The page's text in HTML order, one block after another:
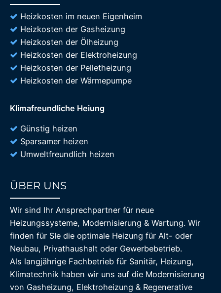
Heizkosten im neuen Eigenheim
Heizkosten der Gasheizung
Heizkosten der Ölheizung
Heizkosten der Elektroheizung
Heizkosten der Pelletheizung
Heizkosten der Wärmepumpe
Klimafreundliche Heiung
Günstig heizen
Sparsamer heizen
Umweltfreundlich heizen
ÜBER UNS
Wir sind Ihr Ansprechpartner für neue
Heizungssysteme, Modernisierung & Wartung. Wir
finden für SIe die optimale Heizung für Alt- oder
Neubau, Privathaushalt oder Gewerbebetrieb.
Als langjährige Fachbetrieb für Sanitär, Heizung,
Klimatechnik haben wir uns auf die Modernisierung
von Gasheizung, Elektroheizung & Regenerative